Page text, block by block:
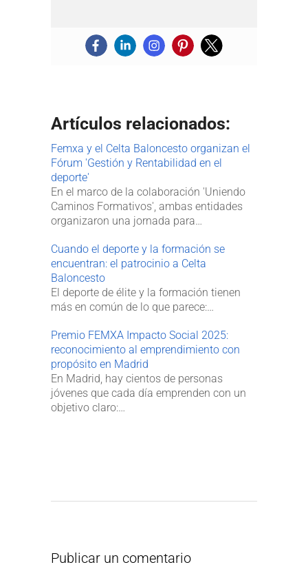
Artículos relacionados:
Femxa y el Celta Baloncesto organizan el
Fórum 'Gestión y Rentabilidad en el
deporte'
En el marco de la colaboración 'Uniendo
Caminos Formativos', ambas entidades
organizaron una jornada para…
Cuando el deporte y la formación se
encuentran: el patrocinio a Celta
Baloncesto
El deporte de élite y la formación tienen
más en común de lo que parece:…
Premio FEMXA Impacto Social 2025:
reconocimiento al emprendimiento con
propósito en Madrid
En Madrid, hay cientos de personas
jóvenes que cada día emprenden con un
objetivo claro:…
Publicar un comentario